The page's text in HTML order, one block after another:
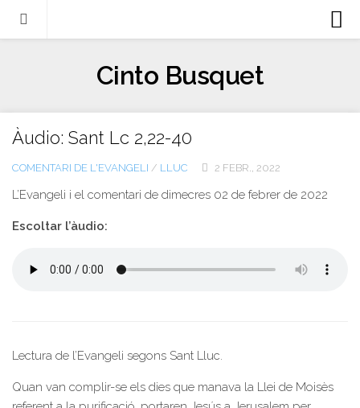
Llibres
Escrits-articles
Notícies
Castellano
Italiano
English
Cinto Busquet
Àudio: Sant Lc 2,22-40
COMENTARI DE L'EVANGELI / LLUC 2 FEBR., 2022
L’Evangeli i el comentari de dimecres 02 de febrer de 2022
Escoltar l’àudio:
Lectura de l’Evangeli segons Sant Lluc.
Quan van complir-se els dies que manava la Llei de Moisès